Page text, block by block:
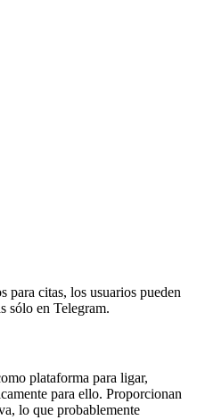
para citas, los usuarios pueden
sólo en Telegram.
plataforma para ligar,
para ello. Proporcionan
lo que probablemente